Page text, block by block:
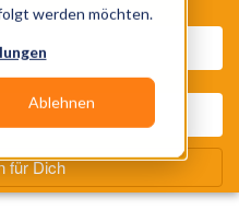
werden möchten.
Ablehnen
Stadt, PLZ, Ort
für Dich